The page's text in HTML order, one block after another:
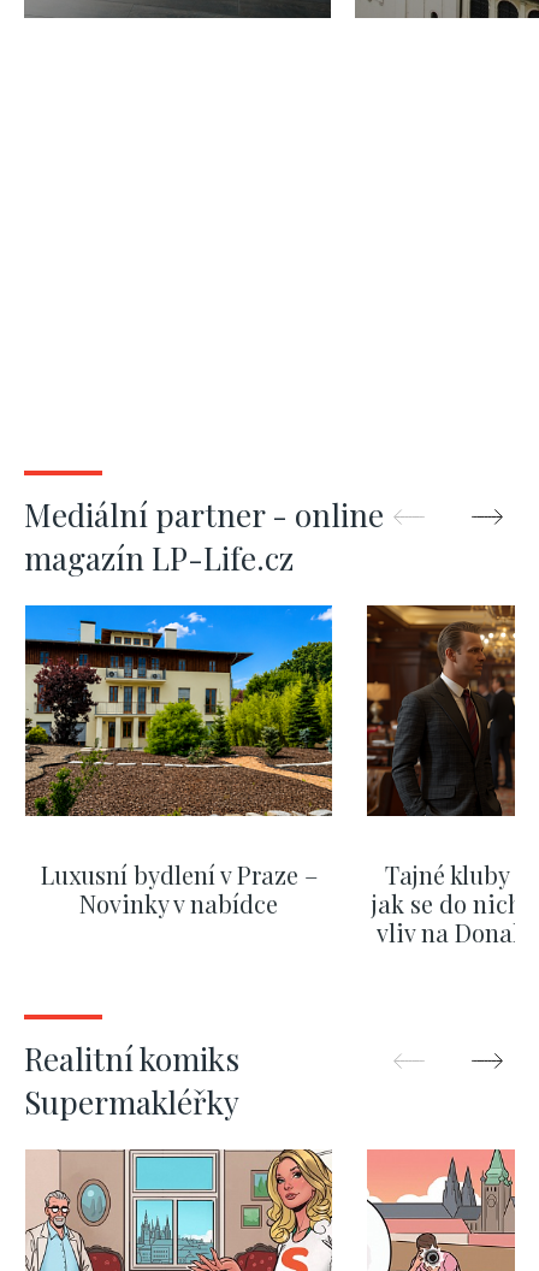
Mediální partner - online
magazín LP-Life.cz
Luxusní bydlení v Praze –
Novinky v nabídce
Tajné kluby
jak se do nich
vliv na
Realitní komiks
Supermakléřky